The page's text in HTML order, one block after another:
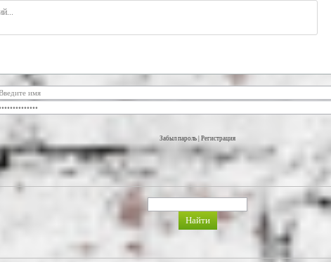
Забыл пароль Регистрация